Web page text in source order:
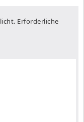
Erforderliche